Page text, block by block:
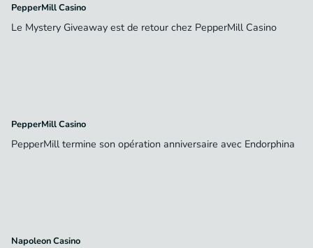
PepperMill Casino
Le Mystery Giveaway est de retour chez PepperMill Casino
PepperMill Casino
PepperMill termine son opération anniversaire avec Endorphina
Napoleon Casino